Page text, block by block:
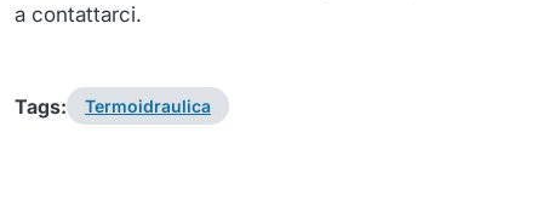
a contattarci.
Tags: Termoidraulica